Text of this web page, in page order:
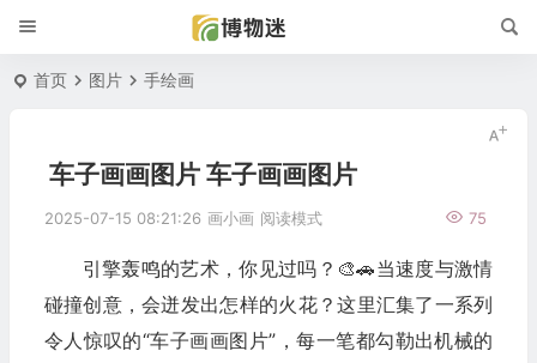
首页 图片 手绘画
车子画画图片 车子画画图片
2025-07-15 08:21:26 画小画 75
阅读模式
引擎轰鸣的艺术，你见过吗？🎨🚗当速度与激情
碰撞创意，会迸发出怎样的火花？这里汇集了一系列
令人惊叹的“车子画画图片”，每一笔都勾勒出机械的